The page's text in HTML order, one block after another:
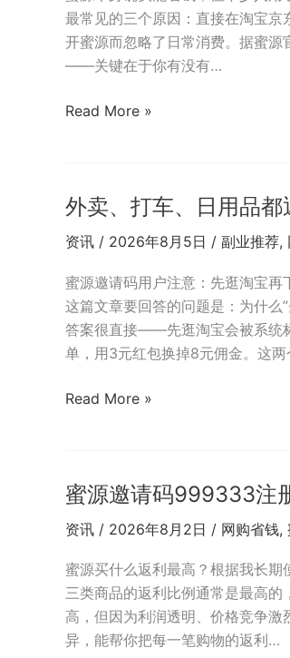
最常见的三个原因：直接在淘宝
开蜜源而忽略了日常消费。据蜜
——关键在于你有没有…
蜜
码
长
期
使
用
体
省
键
不
在
码
Read More »
外卖、打车、日用品
资讯 / 2026年8月5日 / 副业推荐,
蜜源邀请码用户注意：先逛淘宝
这篇文章要回答的问题是：为什么
答案很直接——先逛淘宝会被系统
单，用3元红包换掉8元佣金。这
外
日
品
都
返
利？
蜜
Read More »
蜜源邀请码999333注
资讯 / 2026年8月2日 / 网购省钱,
蜜源买什么返利最高？根据我长
三类商品的返利比例通常是最高
高，但因为利润透明、价格竞争激
异，能帮你把每一笔购物的返利…